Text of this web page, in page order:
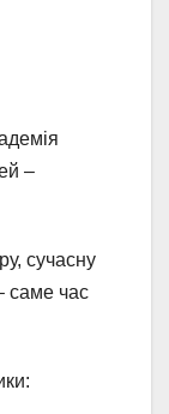
–
сучасну
саме час